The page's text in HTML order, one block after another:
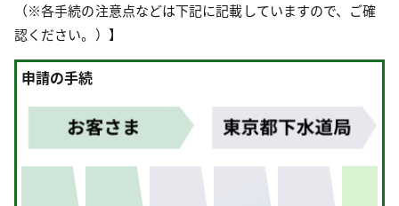
（※各手続の注意点などは下記に記載していますので、ご確
認ください。）】
申請の手続